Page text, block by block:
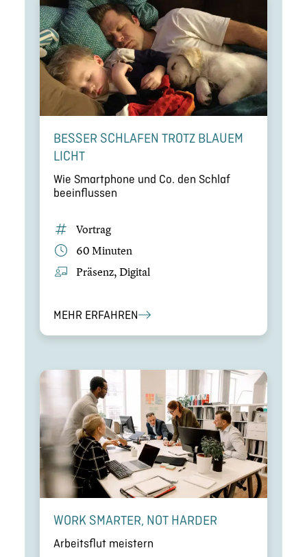
BESSER SCHLAFEN TROTZ BLAUEM
LICHT
Wie Smart­phone und Co. den Schlaf
beein­flus­sen
Vortrag
60 Minuten
Präsenz, Digital
MEHR ERFAHREN
WORK SMARTER, NOT HARDER
Arbeits­flut meistern